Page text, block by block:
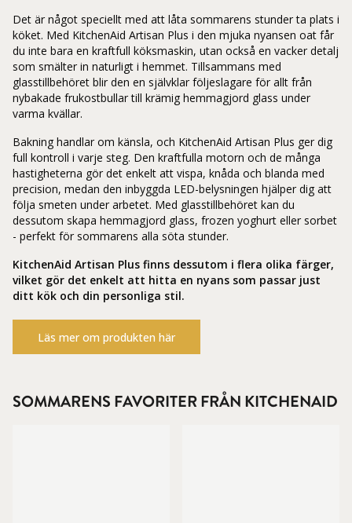
Det är något speciellt med att låta sommarens stunder ta plats i
köket. Med KitchenAid Artisan Plus i den mjuka nyansen oat får
du inte bara en kraftfull köksmaskin, utan också en vacker detalj
som smälter in naturligt i hemmet. Tillsammans med
glasstillbehöret blir den en självklar följeslagare för allt från
nybakade frukostbullar till krämig hemmagjord glass under
varma kvällar.
Bakning handlar om känsla, och KitchenAid Artisan Plus ger dig
full kontroll i varje steg. Den kraftfulla motorn och de många
hastigheterna gör det enkelt att vispa, knåda och blanda med
precision, medan den inbyggda LED-belysningen hjälper dig att
följa smeten under arbetet. Med glasstillbehöret kan du
dessutom skapa hemmagjord glass, frozen yoghurt eller sorbet
- perfekt för sommarens alla söta stunder.
KitchenAid Artisan Plus finns dessutom i flera olika färger,
vilket gör det enkelt att hitta en nyans som passar just
ditt kök och din personliga stil.
Läs mer om produkten här
SOMMARENS FAVORITER FRÅN KITCHENAID